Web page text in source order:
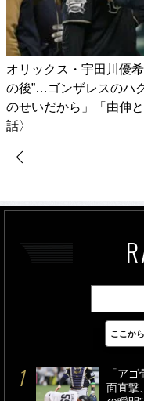
オリックス・宇田川優
の後”…ゴンザレスのハ
のせいだから」「由伸
話〉
最新
「ア
面直撃
ここか